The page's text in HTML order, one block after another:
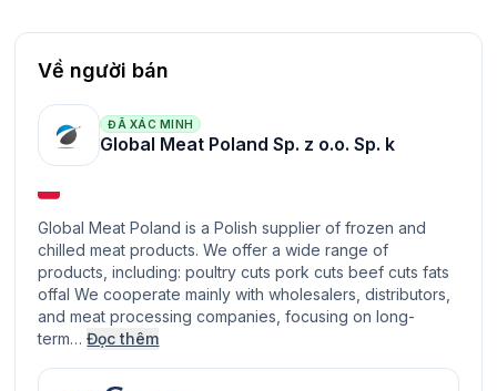
Về người bán
ĐÃ XÁC MINH
Global Meat Poland Sp. z o.o. Sp. k
Global Meat Poland is a Polish supplier of frozen and
chilled meat products. We offer a wide range of
products, including: poultry cuts pork cuts beef cuts fats
offal We cooperate mainly with wholesalers, distributors,
and meat processing companies, focusing on long-
term…Đọc thêm